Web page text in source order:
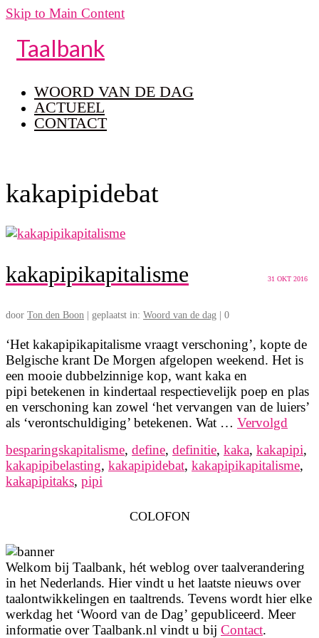
Skip to Main Content
Taalbank
WOORD VAN DE DAG
ACTUEEL
CONTACT
kakapipidebat
31 OKT 2016
kakapipikapitalisme
door Ton den Boon geplaatst in: Woord van de dag 0
‘Het kakapipikapitalisme vraagt verschoning’, kopte de
Belgische krant De Morgen afgelopen weekend. Het is
een mooie dubbelzinnige kop, want kaka en
pipi betekenen in kindertaal respectievelijk poep en plas
en verschoning kan zowel ‘het vervangen van de luiers’
als ‘verontschuldiging’ betekenen. Wat … Vervolgd
besparingskapitalisme, define, definitie, kaka, kakapipi,
kakapipibelasting, kakapipidebat, kakapipikapitalisme,
kakapipitaks, pipi
COLOFON
Welkom bij Taalbank, hét weblog over taalverandering
in het Nederlands. Hier vindt u het laatste nieuws over
taalontwikkelingen en taaltrends. Tevens wordt hier elke
werkdag het ‘Woord van de Dag’ gepubliceerd. Meer
informatie over Taalbank.nl vindt u bij Contact.